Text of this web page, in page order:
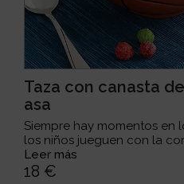
Taza con canasta
asa
Siempre hay momentos en
los niños jueguen con la
Leer más
18 €